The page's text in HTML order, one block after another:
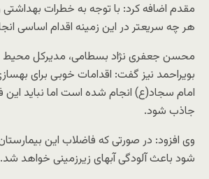
مقدم اضافه کرد: با توجه به خطرات
هر چه سریعتر در این زمینه اقدام اساسی
محسن جعفری نژاد بسطامی، مدیرکل محیط
بویراحمد نیز گفت: اقدامات خوبی برای
امام سجاد(ع) انجام شده است اما نباید این
جاذب شود.
وی افزود: در صورتی که فاضلاب این
شود باعث آلودگی آبهای زیرزمینی خواهد شد.